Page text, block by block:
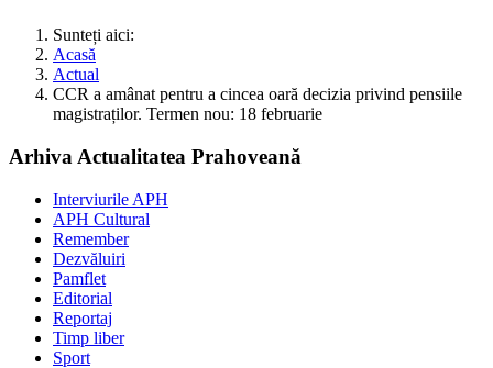
Sunteți aici:
Acasă
Actual
CCR a amânat pentru a cincea oară decizia privind pensiile
magistraților. Termen nou: 18 februarie
Arhiva Actualitatea Prahoveană
Interviurile APH
APH Cultural
Remember
Dezvăluiri
Pamflet
Editorial
Reportaj
Timp liber
Sport